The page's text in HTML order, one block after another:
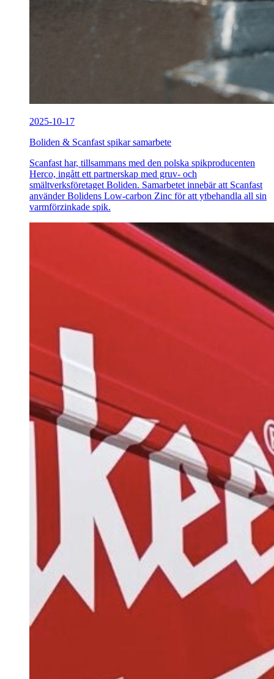
2025-10-17
Boliden & Scanfast spikar samarbete
Scanfast har, tillsammans med den polska spikproducenten
Herco, ingått ett partnerskap med gruv- och
smältverksföretaget Boliden. Samarbetet innebär att Scanfast
använder Bolidens Low-carbon Zinc för att ytbehandla all sin
varmförzinkade spik.